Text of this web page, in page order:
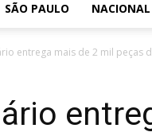
SÃO PAULO NACIONAL
entrega mais de 2 mil peças